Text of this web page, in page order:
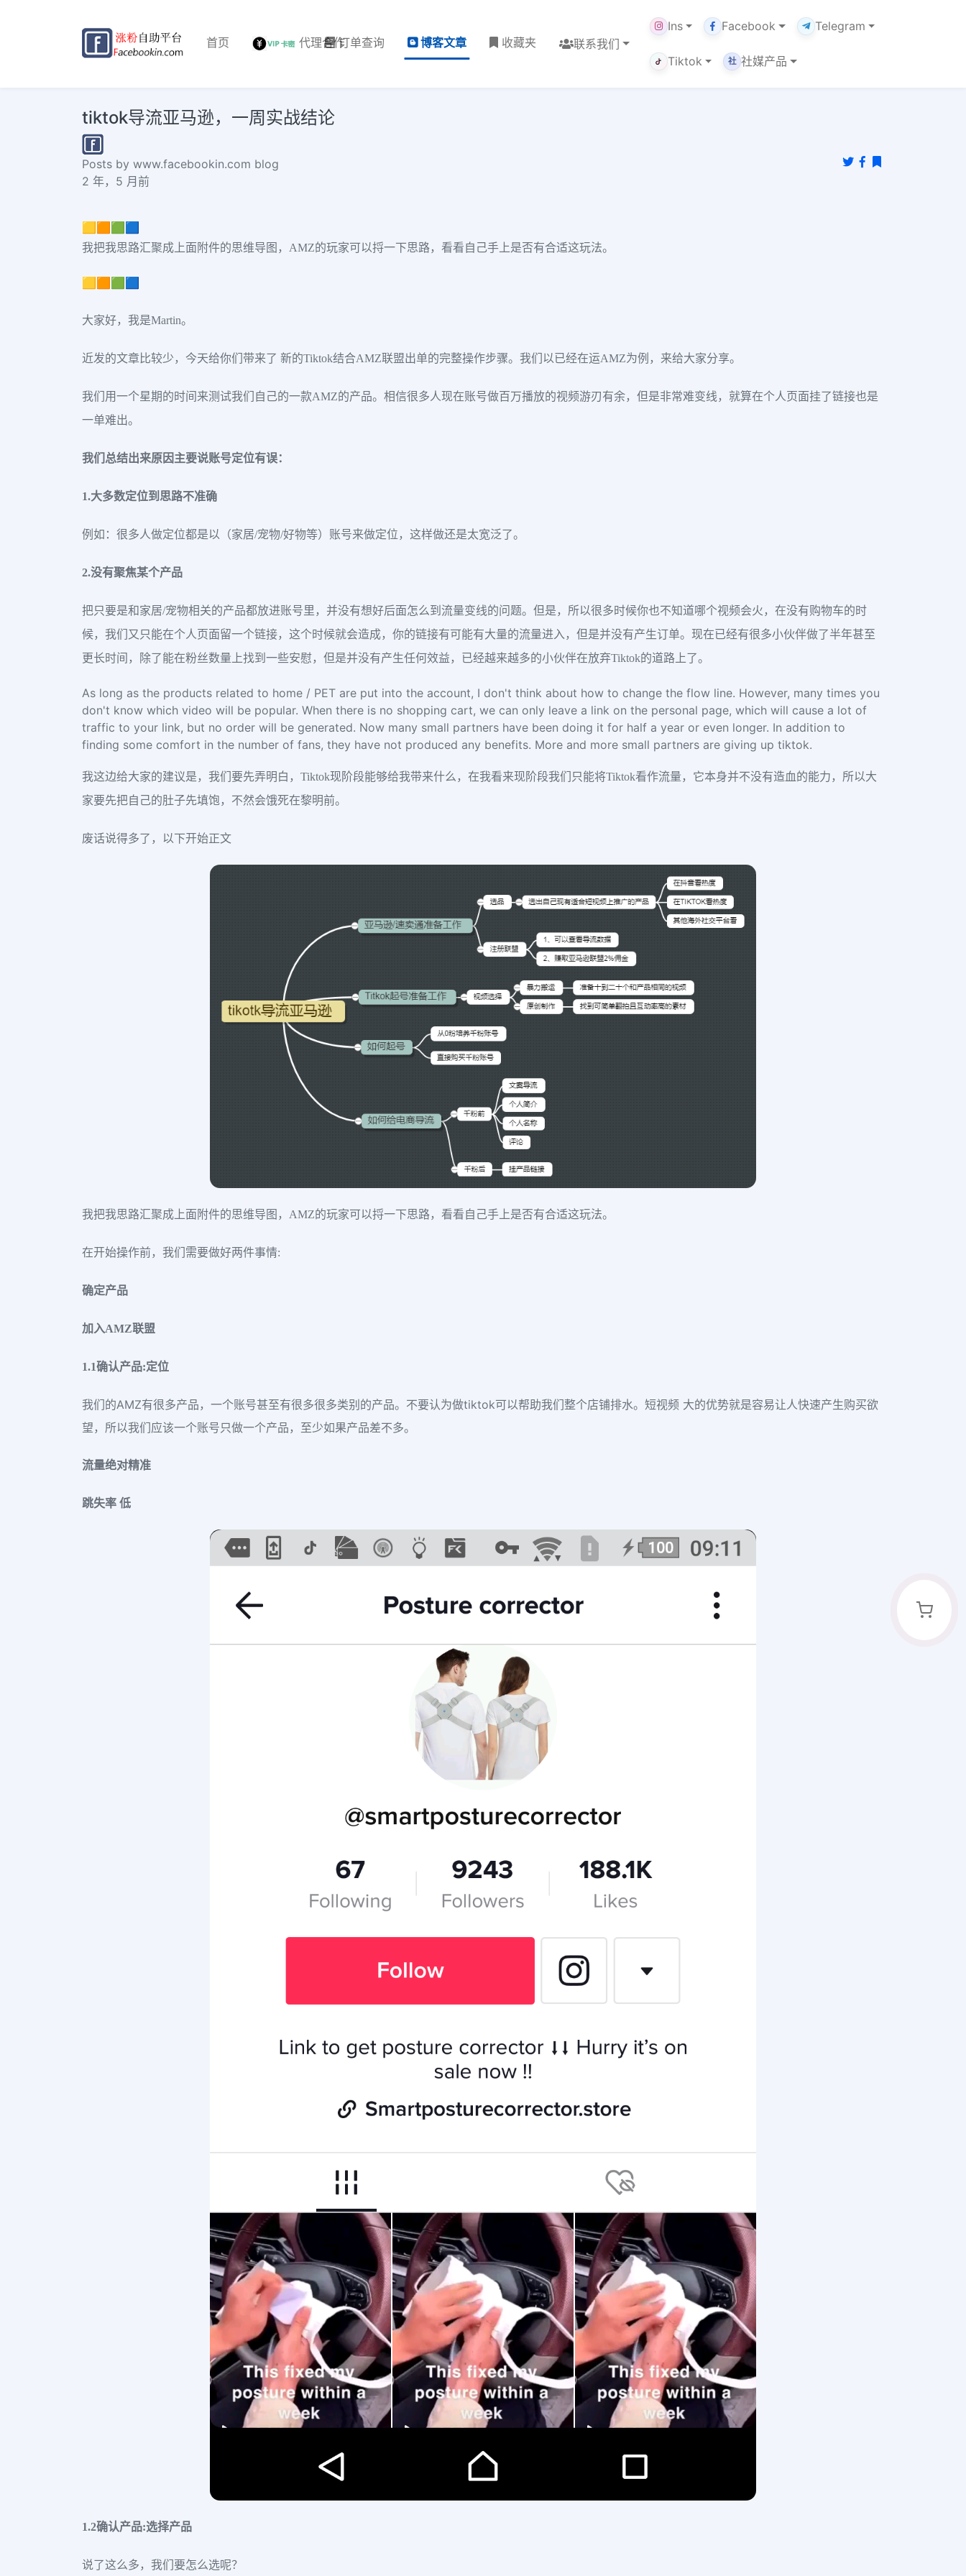
首页 代理合作订单查询 博客文章 收藏夹 联系我们
Ins Facebook Telegram
Tiktok 社 社媒产品
tiktok导流亚马逊，一周实战结论
Posts by www.facebookin.com blog
2 年，5 月前
🟨🟧🟩🟦
我把我思路汇聚成上面附件的思维导图，AMZ的玩家可以捋一下思路，看看自己手上是否有合适这玩法。
🟨🟧🟩🟦
大家好，我是Martin。
近发的文章比较少，今天给你们带来了 新的Tiktok结合AMZ联盟出单的完整操作步骤。我们以已经在运AMZ为例，来给大家分享。
我们用一个星期的时间来测试我们自己的一款AMZ的产品。相信很多人现在账号做百万播放的视频游刃有余，但是非常难变线，就算在个人页面挂了链接也是
一单难出。
我们总结出来原因主要说账号定位有误：
1.大多数定位到思路不准确
例如：很多人做定位都是以（家居/宠物/好物等）账号来做定位，这样做还是太宽泛了。
2.没有聚焦某个产品
把只要是和家居/宠物相关的产品都放进账号里，并没有想好后面怎么到流量变线的问题。但是，所以很多时候你也不知道哪个视频会火，在没有购物车的时
候，我们又只能在个人页面留一个链接，这个时候就会造成，你的链接有可能有大量的流量进入，但是并没有产生订单。现在已经有很多小伙伴做了半年甚至
更长时间，除了能在粉丝数量上找到一些安慰，但是并没有产生任何效益，已经越来越多的小伙伴在放弃Tiktok的道路上了。
As long as the products related to home / PET are put into the account, I don't think about how to change the flow line. However, many times you
don't know which video will be popular. When there is no shopping cart, we can only leave a link on the personal page, which will cause a lot of
traffic to your link, but no order will be generated. Now many small partners have been doing it for half a year or even longer. In addition to
finding some comfort in the number of fans, they have not produced any benefits. More and more small partners are giving up tiktok.
我这边给大家的建议是，我们要先弄明白，Tiktok现阶段能够给我带来什么，在我看来现阶段我们只能将Tiktok看作流量，它本身并不没有造血的能力，所以大
家要先把自己的肚子先填饱，不然会饿死在黎明前。
废话说得多了，以下开始正文
我把我思路汇聚成上面附件的思维导图，AMZ的玩家可以捋一下思路，看看自己手上是否有合适这玩法。
在开始操作前，我们需要做好两件事情:
确定产品
加入AMZ联盟
1.1确认产品:定位
我们的AMZ有很多产品，一个账号甚至有很多很多类别的产品。不要认为做tiktok可以帮助我们整个店铺排水。短视频 大的优势就是容易让人快速产生购买欲
望，所以我们应该一个账号只做一个产品，至少如果产品差不多。
流量绝对精准
跳失率 低
1.2确认产品:选择产品
说了这么多，我们要怎么选呢？